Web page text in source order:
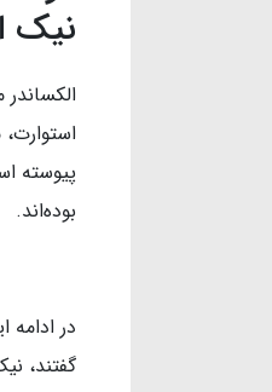
نیک
بوده‌اند.
در